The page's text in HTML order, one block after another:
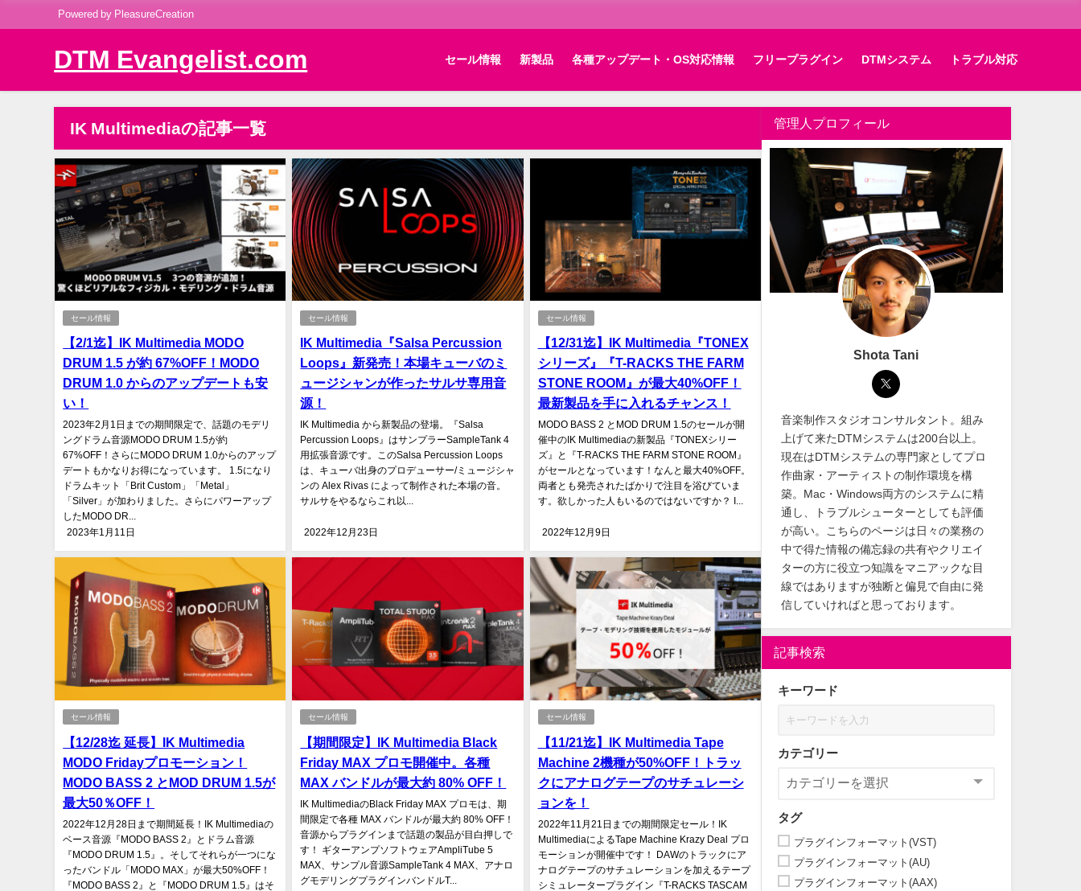
Powered by PleasureCreation
DTM Evangelist.com セール情報 新製品 各種アップデート・OS対応情報 フリープラグイン DTMシステム トラブル対応
IK Multimediaの記事一覧
セール情報
【2/1迄】IK Multimedia MODO
DRUM 1.5 が約 67%OFF！MODO
DRUM 1.0 からのアップデートも安
い！
2023年2月1日までの期間限定で、話題のモデリ
ングドラム音源MODO DRUM 1.5が約
67%OFF！さらにMODO DRUM 1.0からのアップ
デートもかなりお得になっています。 1.5になり
ドラムキット「Brit Custom」「Metal」
「Silver」が加わりました。さらにパワーアップ
したMODO DR...
2023年1月11日
セール情報
IK Multimedia『Salsa Percussion
Loops』新発売！本場キューバのミ
ュージシャンが作ったサルサ専用音
源！
IK Multimedia から新製品の登場。『Salsa
Percussion Loops』はサンプラーSampleTank 4
用拡張音源です。このSalsa Percussion Loops
は、キューバ出身のプロデューサー/ミュージシャ
ンの Alex Rivas によって制作された本場の音。
サルサをやるならこれ以...
2022年12月23日
セール情報
【12/31迄】IK Multimedia『TONEX
シリーズ』『T-RACKS THE FARM
STONE ROOM』が最大40%OFF！
最新製品を手に入れるチャンス！
MODO BASS 2 とMOD DRUM 1.5のセールが開
催中のIK Multimediaの新製品『TONEXシリー
ズ』と『T-RACKS THE FARM STONE ROOM』
がセールとなっています！なんと最大40%OFF。
両者とも発売されたばかりで注目を浴びていま
す。欲しかった人もいるのではないですか？ I...
2022年12月9日
セール情報
【12/28迄 延長】IK Multimedia
MODO Fridayプロモーション！
MODO BASS 2 とMOD DRUM 1.5が
最大50％OFF！
2022年12月28日まで期間延長！IK Multimediaの
ベース音源『MODO BASS 2』とドラム音源
『MODO DRUM 1.5』。そしてそれらが一つにな
ったバンドル「MODO MAX」が最大50%OFF！
『MODO BASS 2』と『MODO DRUM 1.5』はそ
セール情報
【期間限定】IK Multimedia Black
Friday MAX プロモ開催中。各種
MAX バンドルが最大約 80% OFF！
IK MultimediaのBlack Friday MAX プロモは、期
間限定で各種 MAX バンドルが最大約 80% OFF！
音源からプラグインまで話題の製品が目白押しで
す！ ギターアンプソフトウェアAmpliTube 5
MAX、サンプル音源SampleTank 4 MAX、アナロ
グモデリングプラグインバンドルT...
セール情報
【11/21迄】IK Multimedia Tape
Machine 2機種が50%OFF！トラッ
クにアナログテープのサチュレーシ
ョンを！
2022年11月21日までの期間限定セール！IK
MultimediaによるTape Machine Krazy Deal プロ
モーションが開催中です！ DAWのトラックにア
ナログテープのサチュレーションを加えるテープ
シミュレータープラグイン『T-RACKS TASCAM
管理人プロフィール
Shota Tani
音楽制作スタジオコンサルタント。組み
上げて来たDTMシステムは200台以上。
現在はDTMシステムの専門家としてプロ
作曲家・アーティストの制作環境を構
築。Mac・Windows両方のシステムに精
通し、トラブルシューターとしても評価
が高い。こちらのページは日々の業務の
中で得た情報の備忘録の共有やクリエイ
ターの方に役立つ知識をマニアックな目
線ではありますが独断と偏見で自由に発
信していければと思っております。
記事検索
キーワード
カテゴリー
タグ
プラグインフォーマット(VST)
プラグインフォーマット(AU)
プラグインフォーマット(AAX)